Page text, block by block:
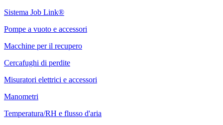
Sistema Job Link®
Pompe a vuoto e accessori
Macchine per il recupero
Cercafughi di perdite
Misuratori elettrici e accessori
Manometri
Temperatura/RH e flusso d'aria